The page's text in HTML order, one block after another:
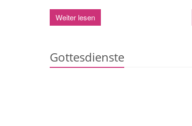
Weiter lesen
Gottesdienste